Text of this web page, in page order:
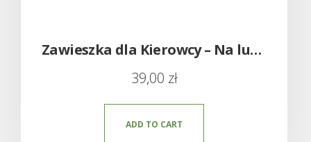
Zawieszka dla Kierowcy – Na lusterko
39,00 zł
ADD TO CART